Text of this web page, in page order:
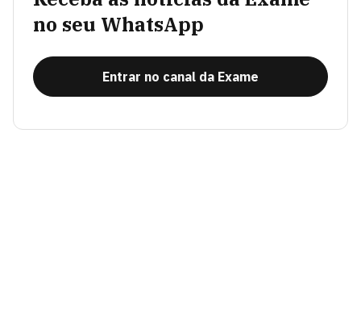
no seu WhatsApp
Entrar no canal da Exame